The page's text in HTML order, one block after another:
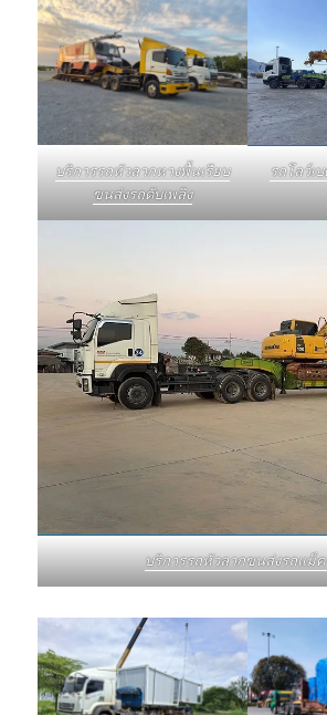
บริการรถหัวลากหางพื้นเรียบ
ขนส่งรถดับเพลิง
รถโลว์เ
บริการรถหัวลากขนส่งรถแม็